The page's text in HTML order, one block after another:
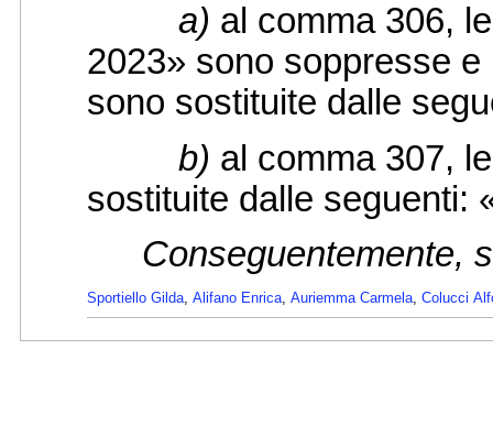
a) al comma 306,
2023» sono soppresse
sono sostituite dalle
b) al comma 307,
sostituite dalle seguenti:
Conseguentemente,
Sportiello Gilda, Alifano Enrica, Auriemma Carmela, Colucci